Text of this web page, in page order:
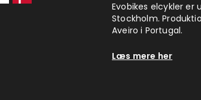
Evobikes elcykler
Stockholm.
Aveiro i Portugal.
Læs mere her